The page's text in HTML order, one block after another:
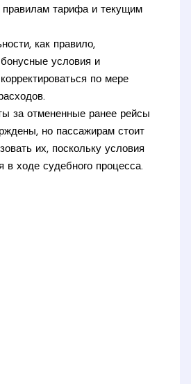
правилам тарифа и текущим
как правило,
условия и
по мере
за отмененные ранее рейсы
но пассажирам стоит
их, поскольку условия
в ходе судебного процесса.